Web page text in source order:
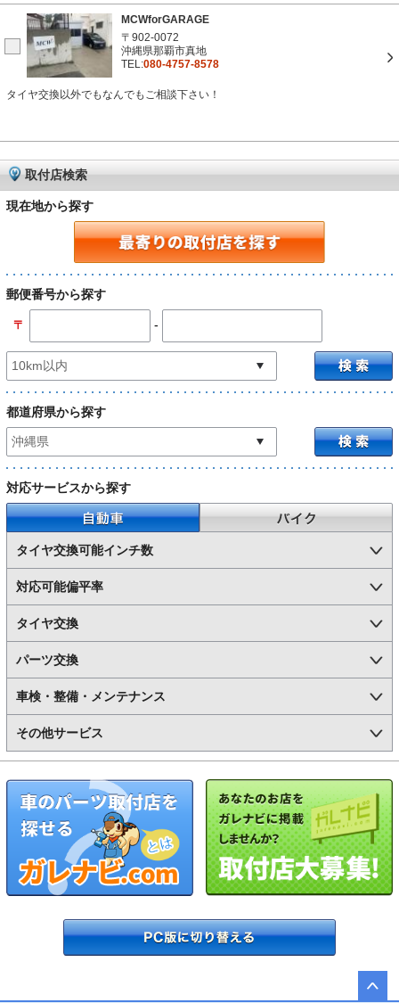
MCWforGARAGE
〒902-0072
沖縄県那覇市真地
TEL:080-4757-8578
タイヤ交換以外でもなんでもご相談下さい！
取付店検索
現在地から探す
郵便番号から探す
〒 -
都道府県から探す
対応サービスから探す
自動車
タイヤ交換可能インチ数
対応可能偏平率
タイヤ交換
パーツ交換
車検・整備・メンテナンス
その他サービス